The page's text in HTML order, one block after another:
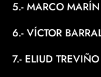
5.- MARCO
6.- VÍCTOR
7.- ELIUD